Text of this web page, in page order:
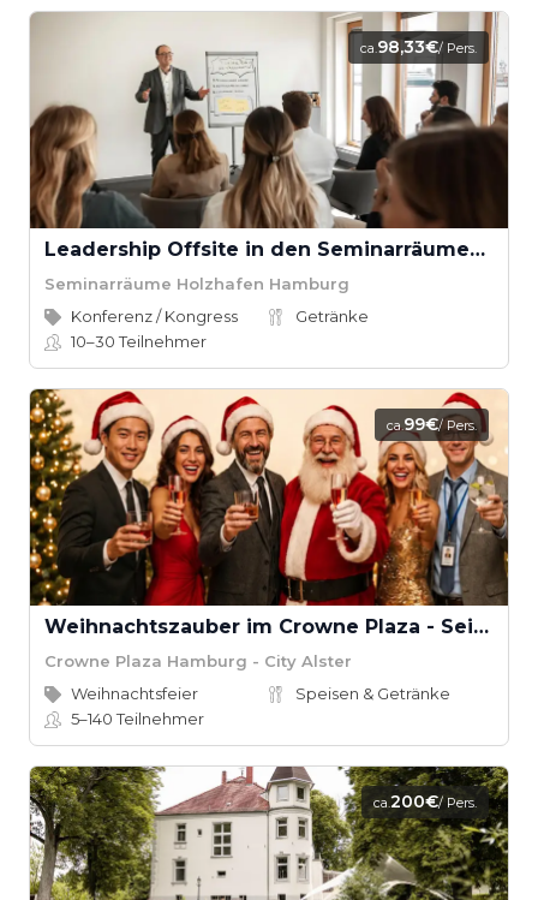
ca.98,33€/ Pers.
Leadership Offsite in den Seminarräumen Holzhafen Hamburg
Seminarräume Holzhafen Hamburg
Konferenz / Kongress
Getränke
10–30Teilnehmer
ca.99€/ Pers.
Weihnachtszauber im Crowne Plaza - Seien Sie dabei!
Crowne Plaza Hamburg - City Alster
Weihnachtsfeier
Speisen & Getränke
5–140Teilnehmer
ca.200€/ Pers.